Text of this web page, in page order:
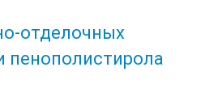
отделочных
пенополистирола